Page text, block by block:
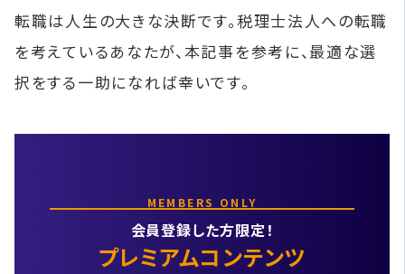
転職は人生の大きな決断です。税理士法人への転職
を考えているあなたが、本記事を参考に、最適な選
択をする一助になれば幸いです。
MEMBERS ONLY
会員登録した方限定！
プレミアムコンテンツ